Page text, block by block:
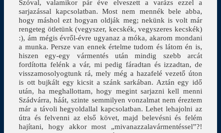
Szóval, valamikor pár éve elveszett a varázs ezzel a
sarjazással kapcsolatban. Most nem mennék bele abba,
hogy máshol ezt hogyan oldják meg; nekünk is volt már
rengeteg ötletünk (vegyszer, kecskék, vegyszeres kecskék)
:), ám mégis évről-évre ugyanaz a móka, akarom mondani
a munka. Persze van ennek értelme tudom és látom én is,
hiszen egy-egy vármentés után mindig szebb arcát
fordította felénk a vár, mi pedig fáradtan és izzadtan, de
visszamosolyogtunk rá, mely még a hazafelé vezető úton
is ott bujkált egy kicsit a szánk sarkában. Aztán egy idő
után, ha meghallottam, hogy megint sarjazni kell menni
Szádvárra, háát, szinte semmilyen vonzalmat nem éreztem
már a távoli hegyoldallal kapcsolatban. Lehet lehajolni az
útra és felvenni az első követ, majd belevésni és felém
hajítani, hogy akkor most „mivanazzalavármentéssel”?!